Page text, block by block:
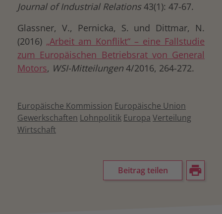
Journal of Industrial Relations43(1): 47-67.
Glassner, V., Pernicka, S. und Dittmar, N.
(2016) „Arbeit am Konflikt“ – eine Fallstudie
zum Europäischen Betriebsrat von General
Motors, WSI-Mitteilungen4/2016, 264-272.
Europäische Kommission Europäische Union
Gewerkschaften Lohnpolitik Europa Verteilung
Wirtschaft
Beitrag teilen